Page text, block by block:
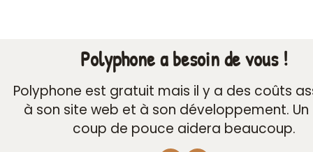
Polyphone a besoin de vous !
Polyphone est gratuit mais il y a des coûts
à son site web et à son développement.
coup de pouce aidera beaucoup.